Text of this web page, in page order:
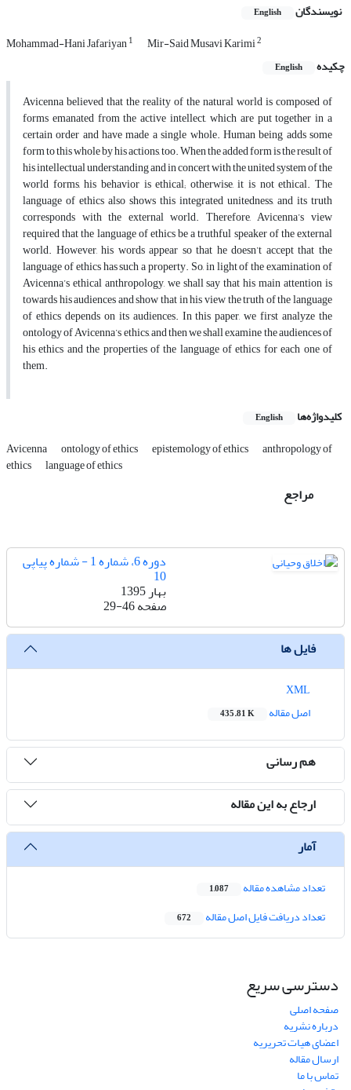
نویسندگان English
Mohammad-Hani Jafariyan1 Mir-Said Musavi Karimi2
چکیده English
Avicenna believed that the reality of the natural world is composed of
forms emanated from the active intellect, which are put together in a
certain order and have made a single whole. Human being adds some
form to this whole by his actions, too. When the added form is the result of
his intellectual understanding and in concert with the united system of the
world forms, his behavior is ethical; otherwise, it is not ethical. The
language of ethics also shows this integrated unitedness, and its truth
corresponds with the external world. Therefore, Avicenna’s view
required that the language of ethics be a truthful speaker of the external
world. However, his words appear so that he doesn’t accept that the
language of ethics has such a property. So, in light of the examination of
Avicenna’s ethical anthropology, we shall say that his main attention is
towards his audiences and show that in his view the truth of the language
of ethics depends on its audiences. In this paper, we first analyze the
ontology of Avicenna’s ethics, and then we shall examine the audiences of
his ethics and the properties of the language of ethics for each one of
them.
کلیدواژه‌ها English
Avicenna ontology of ethics epistemology of ethics anthropology of
ethics language of ethics
مراجع
دوره 6، شماره 1 - شماره پیاپی
10
بهار 1395
صفحه29-46
فایل ها
اصل مقاله
435.81 K
هم رسانی
ارجاع به این مقاله
آمار
تعداد مشاهده مقاله 1,087
تعداد دریافت فایل اصل مقاله 672
دسترسی سریع
صفحه اصلی
درباره نشریه
اعضای هیات تحریریه
ارسال مقاله
تماس با ما